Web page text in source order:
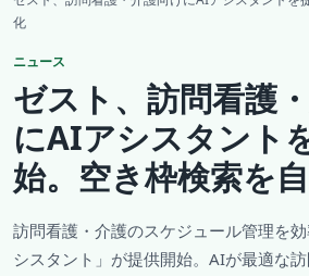
化
ニュース
ゼスト、訪問看護
にAIアシスタント
始。空き枠検索を
訪問看護・介護のスケジュール管理を
シスタント」が提供開始。AIが最適な